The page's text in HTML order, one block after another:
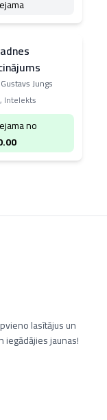
Jungs
, Intelekts
no
lasītājus un
iegādājies jaunas!